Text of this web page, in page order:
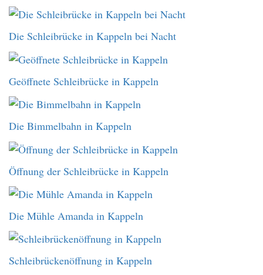
Die Schleibrücke in Kappeln bei Nacht
Geöffnete Schleibrücke in Kappeln
Die Bimmelbahn in Kappeln
Öffnung der Schleibrücke in Kappeln
Die Mühle Amanda in Kappeln
Schleibrückenöffnung in Kappeln